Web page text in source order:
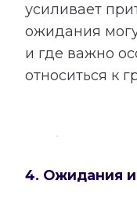
усиливает
ожидания
и где важно
относиться к
4. Ожидания